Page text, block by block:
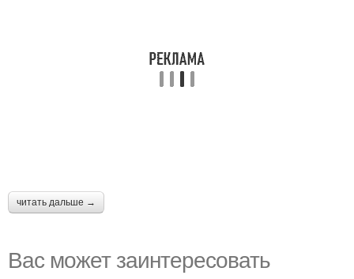
читать дальше →
Вас может заинтересовать